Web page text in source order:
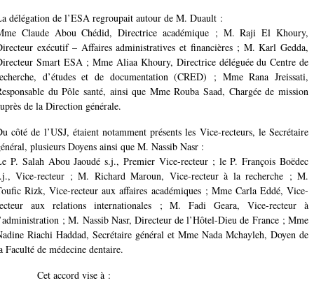
délégation de l’ESA regroupait autour de M. Duault :
Claude Abou Chédid, Directrice académique ; M. Raji El Khoury,
exécutif – Affaires administratives et financières ; M. Karl Gedda,
Smart ESA ; Mme Aliaa Khoury, Directrice déléguée du Centre de
d’études et de documentation (CRED) ; Mme Rana Jreissati,
du Pôle santé, ainsi que Mme Rouba Saad, Chargée de mission
de la Direction générale.
côté de l’USJ, étaient notamment présents les Vice-recteurs, le Secrétaire
plusieurs Doyens ainsi que M. Nassib Nasr :
P. Salah Abou Jaoudé s.j., Premier Vice-recteur ; le P. François Boëdec
Vice-recteur ; M. Richard Maroun, Vice-recteur à la recherche ; M.
Rizk, Vice-recteur aux affaires académiques ; Mme Carla Eddé, Vice-
aux relations internationales ; M. Fadi Geara, Vice-recteur à
; M. Nassib Nasr, Directeur de l’Hôtel-Dieu de France ; Mme
Riachi Haddad, Secrétaire général et Mme Nada Mchayleh, Doyen de
Faculté de médecine dentaire.
accord vise à :